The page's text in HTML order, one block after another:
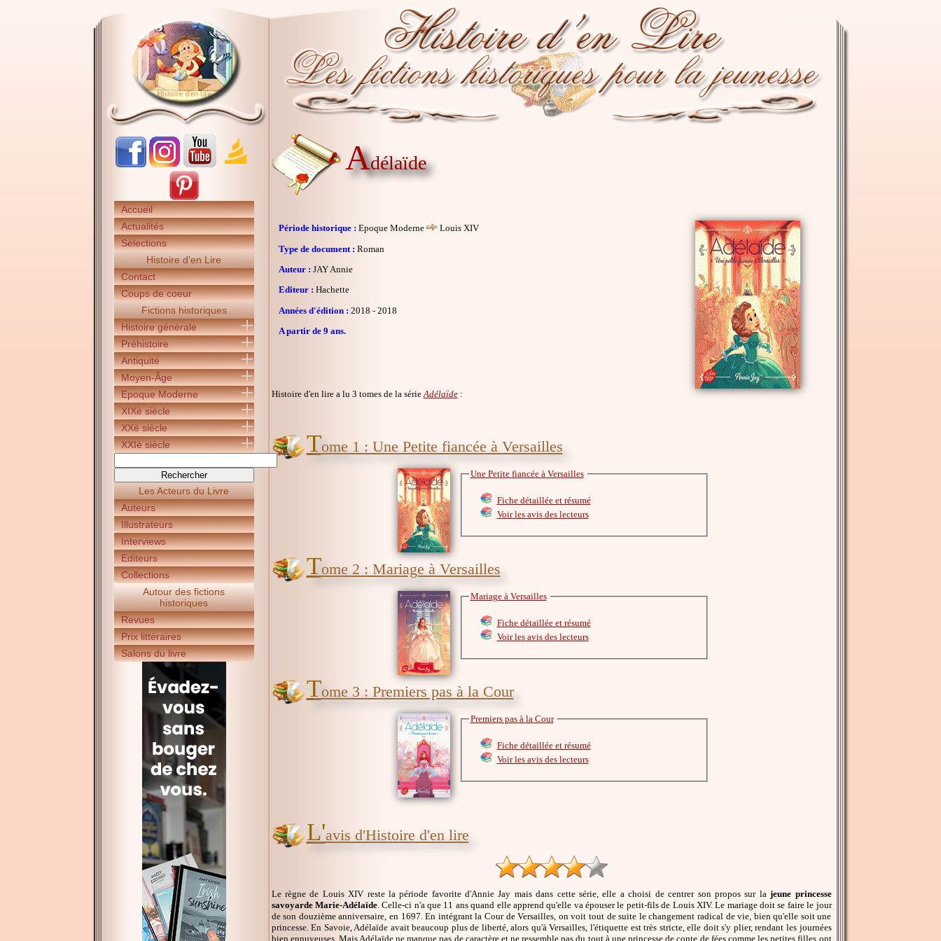
Accueil
Actualités
Sélections
Histoire d'en Lire
Contact
Coups de coeur
Fictions historiques
Histoire générale
Préhistoire
Antiquité
Moyen-Âge
Epoque Moderne
XIXè siècle
XXè siècle
XXIè siècle
Les Acteurs du Livre
Auteurs
Illustrateurs
Interviews
Editeurs
Collections
Autour des fictions
historiques
Revues
Prix littéraires
Salons du livre
Adélaïde
Période historique : Epoque Moderne
Louis XIV
Type de document : Roman
Auteur : JAY Annie
Editeur : Hachette
Années d'édition : 2018 - 2018
A partir de 9 ans.
Histoire d'en lire a lu 3 tomes de la sérieAdélaïde:
Tome 1 : Une Petite fiancée à Versailles
Une Petite fiancée à Versailles
Fiche détaillée et résumé
Voir les avis des lecteurs
Tome 2 : Mariage à Versailles
Mariage à Versailles
Fiche détaillée et résumé
Voir les avis des lecteurs
Tome 3 : Premiers pas à la Cour
Premiers pas à la Cour
Fiche détaillée et résumé
Voir les avis des lecteurs
L'avis d'Histoire d'en lire
Le règne de Louis XIV reste la période favorite d'Annie Jay mais dans cette série, elle a choisi de centrer son propos sur lajeune princesse
savoyarde Marie-Adélaïde. Celle-ci n'a que 11 ans quand elle apprend qu'elle va épouser le petit-fils de Louis XIV. Le mariage doit se faire le jour
de son douzième anniversaire, en 1697. En intégrant la Cour de Versailles, on voit tout de suite le changement radical de vie, bien qu'elle soit une
princesse. En Savoie, Adélaïde avait beaucoup plus de liberté, alors qu'à Versailles, l'étiquette est très stricte, elle doit s'y plier, rendant les journées
bien ennuyeuses. Mais Adélaïde ne manque pas de caractère et ne ressemble pas du tout à une princesse de conte de fées comme les petites filles ont